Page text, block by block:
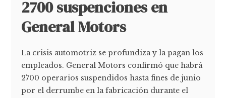
2700 suspenciones en
General Motors
La crisis automotriz se profundiza y la pagan los
empleados. General Motors confirmó que habrá
2700 operarios suspendidos hasta fines de junio
por el derrumbe en la fabricación durante el